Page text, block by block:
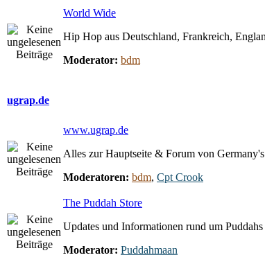
World Wide
Hip Hop aus Deutschland, Frankreich,
Moderator: bdm
ugrap.de
www.ugrap.de
Alles zur Hauptseite & Forum von
Moderatoren: bdm, Cpt Crook
The Puddah Store
Updates und Informationen rund um
Moderator: Puddahmaan